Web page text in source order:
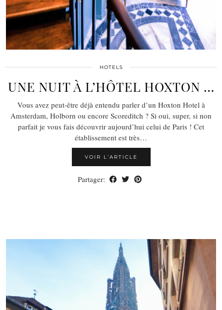
HOTELS
UNE NUIT À L’HÔTEL HOXTON …
Vous avez peut-être déjà entendu parler d’un Hoxton Hotel à
Amsterdam, Holborn ou encore Scoreditch ? Si oui, super, si non
parfait je vous fais découvrir aujourd’hui celui de Paris ! Cet
établissement est très…
VOIR L’ARTICLE
Partager: